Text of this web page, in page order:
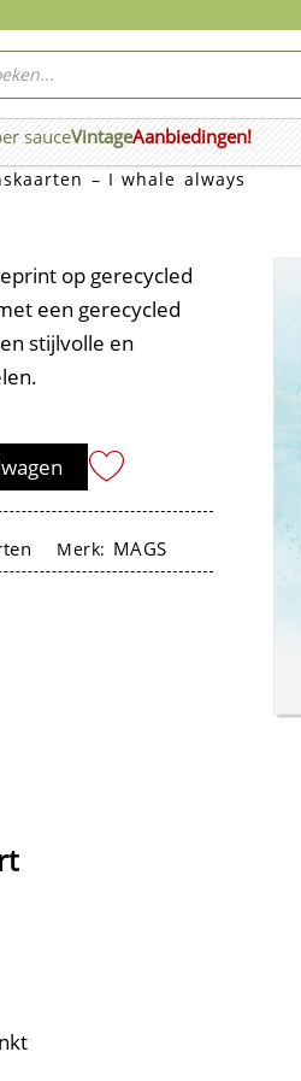
sauceVintageAanbiedingen!
– I whale always
op gerecycled
een gerecycled
stijlvolle en
Merk: MAGS